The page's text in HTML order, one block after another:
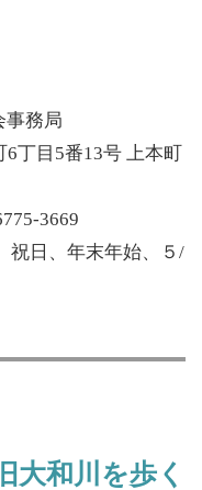
事務局
6丁目5番13号 上本町
3669
祝日、年末年始、５/
大和川を歩く